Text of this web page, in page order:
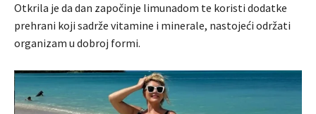
Otkrila je da dan započinje limunadom te koristi dodatke
prehrani koji sadrže vitamine i minerale, nastojeći održati
organizam u dobroj formi.